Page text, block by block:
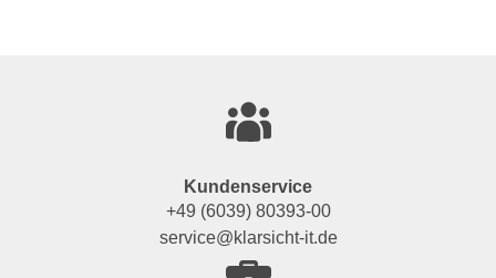
Kundenservice
+49 (6039) 80393-00
service@klarsicht-it.de